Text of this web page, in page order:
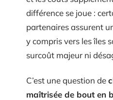
différence se joue :
partenaires assurent
y compris vers les îles
surcoût majeur ni
C’est une question de
maîtrisée de bout en